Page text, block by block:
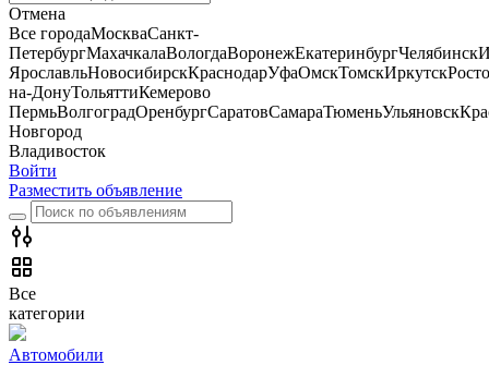
Отмена
Все городаМоскваСанкт-
ПетербургМахачкалаВологдаВоронежЕкатеринбургЧелябинск
ЯрославльНовосибирскКраснодарУфаОмскТомскИркутск
на-ДонуТольяттиКемерово
ПермьВолгоградОренбургСаратовСамараТюменьУльяновск
Новгород
Владивосток
Войти
Разместить объявление
Все
категории
Автомобили